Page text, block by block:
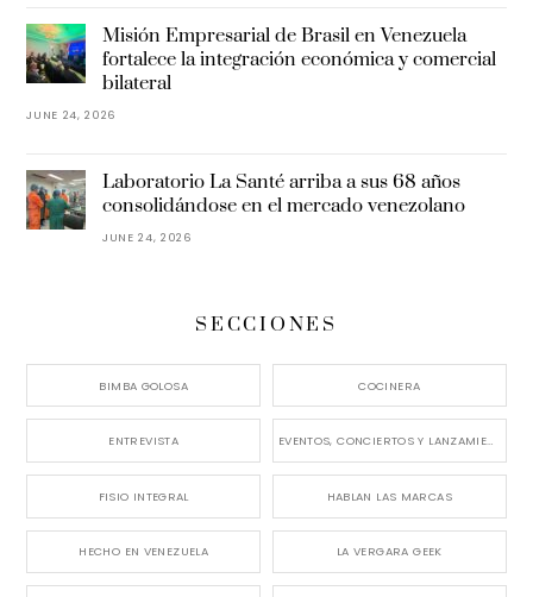
Misión Empresarial de Brasil en Venezuela
fortalece la integración económica y comercial
bilateral
JUNE 24, 2026
Laboratorio La Santé arriba a sus 68 años
consolidándose en el mercado venezolano
JUNE 24, 2026
SECCIONES
BIMBA GOLOSA COCINERA
ENTREVISTA EVENTOS, CONCIERTOS Y LANZAMIENTOS
FISIO INTEGRAL HABLAN LAS MARCAS
HECHO EN VENEZUELA LA VERGARA GEEK